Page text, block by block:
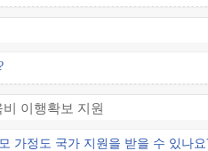
이행확보 지원
가정도 국가 지원을 받을 수 있나요